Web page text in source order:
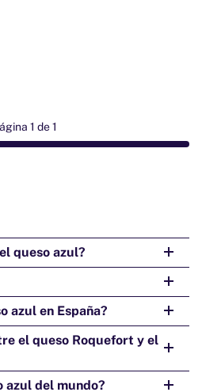
1 de 1
queso azul?
azul en España?
el queso Roquefort y el
azul del mundo?